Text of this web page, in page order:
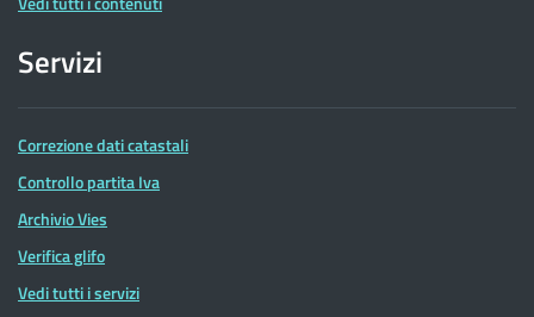
Servizi
Correzione dati catastali
Controllo partita Iva
Archivio Vies
Verifica glifo
Vedi tutti i servizi